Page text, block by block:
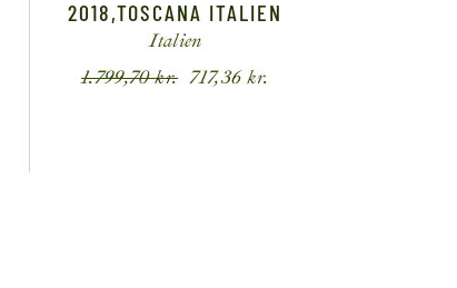
2018,TOSCANA ITALIEN
Italien
1.799,70kr. 717,36kr.